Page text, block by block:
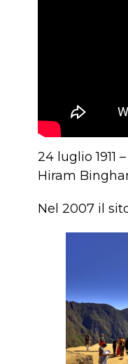
24 luglio
Hiram
Nel 2007 il